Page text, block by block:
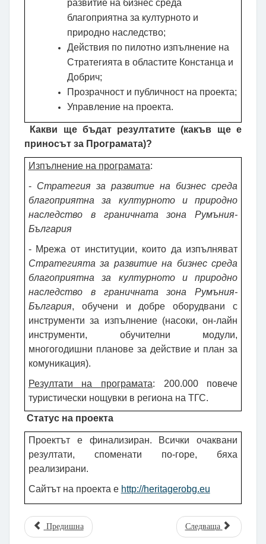
развитие на бизнес среда
благоприятна за културното и
природно наследство;
Действия по пилотно изпълнение на
Стратегията в областите Констанца и
Добрич;
Прозрачност и публичност на проекта;
Управление на проекта.
Какви ще бъдат резултатите (какъв ще е
приносът за Програмата)?
Изпълнение на програмата:
-
Стратегия за развитие на бизнес среда
благоприятна за културното и природно
наследство в граничната зона Румъния-
България
- Мрежа от институции, които да изпълняват
Стратегията за развитие на бизнес среда
благоприятна за културното и природно
наследство в граничната зона Румъния-
България, обучени и добре оборудвани с
инструменти за изпълнение (насоки, он-лайн
инструменти, обучителни модули,
многогодишни планове за действие и план за
комуникация).
Резултати на програмата: 200.000 повече
туристически нощувки в региона на ТГС.
Статус на проекта
Проектът е финализиран. Всички очаквани
резултати, споменати по-горе, бяха
реализирани.
Сайтът на проекта е http://heritagerobg.eu
Предишна Следваща